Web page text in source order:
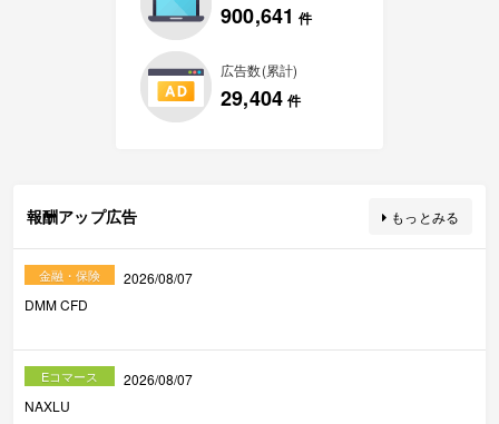
900,641 件
広告数(累計)
29,404 件
報酬アップ広告 もっとみる
金融・保険
2026/08/07
DMM CFD
Eコマース
2026/08/07
NAXLU